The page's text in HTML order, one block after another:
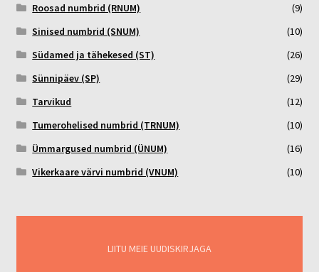
Roosad numbrid (RNUM)
(9)
Sinised numbrid (SNUM)
(10)
Südamed ja tähekesed (ST)
(26)
Sünnipäev (SP)
(29)
Tarvikud
(12)
Tumerohelised numbrid (TRNUM)
(10)
Ümmargused numbrid (ÜNUM)
(16)
Vikerkaare värvi numbrid (VNUM)
(10)
LIITU MEIE UUDISKIRJAGA